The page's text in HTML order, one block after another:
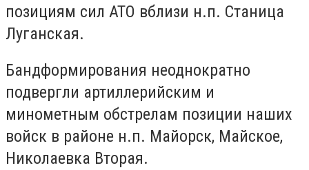
позициям сил АТО вблизи н.п. Станица
Луганская.
Бандформирования неоднократно
подвергли артиллерийским и
минометным обстрелам позиции наших
войск в районе н.п. Майорск, Майское,
Николаевка Вторая.